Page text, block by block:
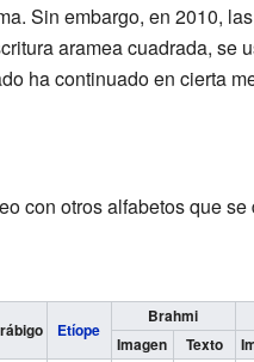
Sin embargo, en 2010,
aramea cuadrada, se
ha continuado en cierta
con otros alfabetos que
Etíope
Brahmi
Imagen Texto